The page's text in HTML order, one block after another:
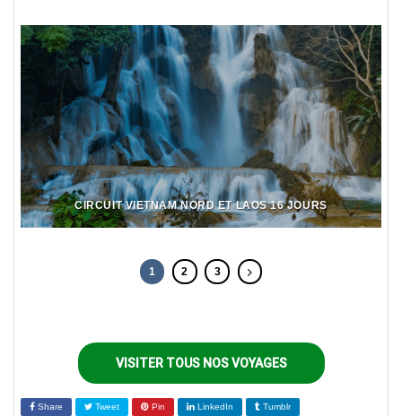
CIRCUIT VIETNAM NORD ET LAOS 16 JOURS
1 2 3
VISITER TOUS NOS VOYAGES
Share Tweet Pin LinkedIn Tumblr